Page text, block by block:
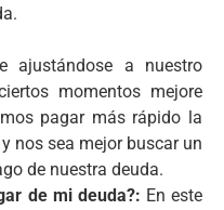
ajustándose a nuestro
momentos mejore
pagar más rápido la
nos sea mejor buscar un
de nuestra deuda.
de mi deuda?: En este